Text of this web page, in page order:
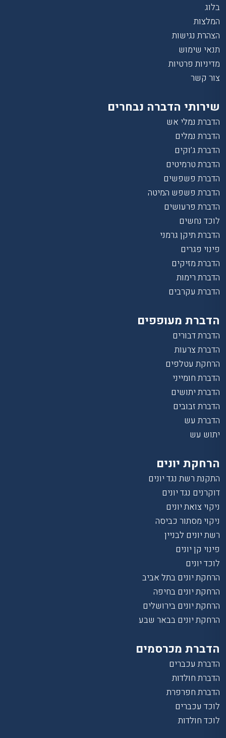
בלוג
המלצות
הצהרת נגישות
תנאי שימוש
מדיניות פרטיות
צור קשר
שירותי הדברה נבחרים
הדברת נמלי אש
הדברת נמלים
הדברת ג’וקים
הדברת טרמיטים
הדברת פשפשים
הדברת פשפש המיטה
הדברת פרעושים
לוכד נחשים
הדברת תיקן גרמני
פינוי פגרים
הדברת מזיקים
הדברת רימות
הדברת עקרבים
הדברת מעופפים
הדברת דבורים
הדברת צרעות
הרחקת עטלפים
הדברת חומייני
הדברת יתושים
הדברת זבובים
הדברת עש
יתוש עש
הרחקת יונים
התקנת רשת נגד יונים
דוקרנים נגד יונים
ניקוי צואת יונים
ניקוי מסתור כביסה
רשת יונים לבניין
פינוי קן יונים
לוכד יונים
הרחקת יונים בתל אביב
הרחקת יונים בחיפה
הרחקת יונים בירושלים
הרחקת יונים בבאר שבע
הדברת מכרסמים
הדברת עכברים
הדברת חולדות
הדברת חפרפרת
לוכד עכברים
לוכד חולדות